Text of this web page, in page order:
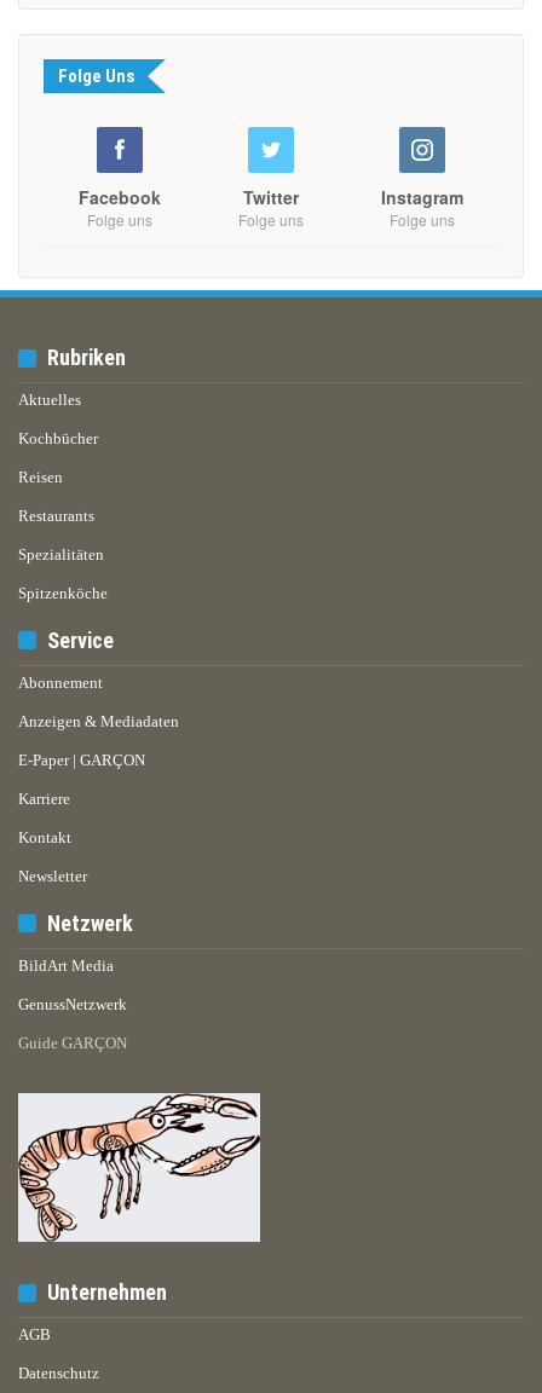
Folge Uns
Facebook
Folge uns
Twitter
Folge uns
Instagram
Folge uns
Rubriken
Aktuelles
Kochbücher
Reisen
Restaurants
Spezialitäten
Spitzenköche
Service
Abonnement
Anzeigen & Mediadaten
E-Paper | GARÇON
Karriere
Kontakt
Newsletter
Netzwerk
BildArt Media
GenussNetzwerk
Guide GARÇON
Unternehmen
AGB
Datenschutz